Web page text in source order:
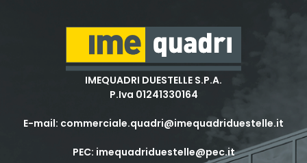
IMEQUADRI DUESTELLE S.P.A.
P.Iva 01241330164
E-mail: commerciale.quadri@imequadriduestelle.it
PEC: imequadriduestelle@pec.it